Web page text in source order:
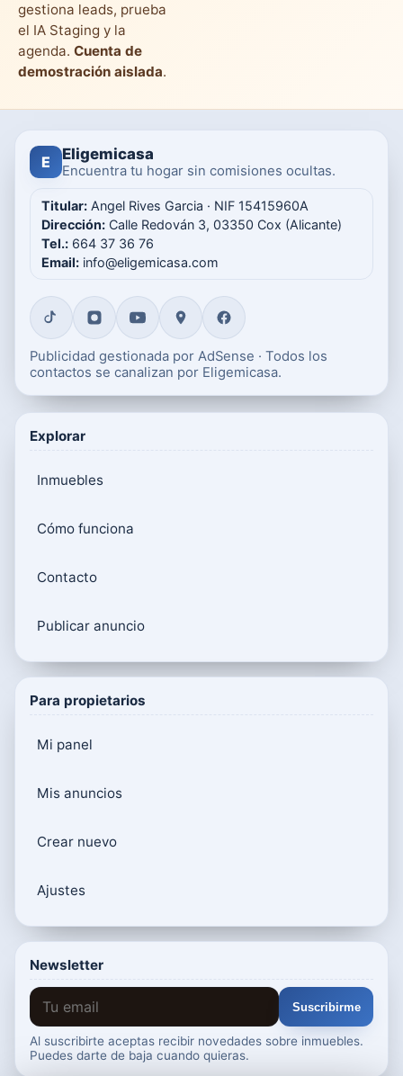
gestiona leads, prueba
el IA Staging y la
agenda. Cuenta de
demostración aislada.
E Eligemicasa
Encuentra tu hogar sin comisiones ocultas.
Titular: Angel Rives Garcia · NIF 15415960A
Dirección: Calle Redován 3, 03350 Cox (Alicante)
Tel.: 664 37 36 76
Email: info@eligemicasa.com
Publicidad gestionada por AdSense · Todos los
contactos se canalizan por Eligemicasa.
Explorar
Inmuebles
Cómo funciona
Contacto
Publicar anuncio
Para propietarios
Mi panel
Mis anuncios
Crear nuevo
Ajustes
Newsletter
Suscribirme
Al suscribirte aceptas recibir novedades sobre inmuebles.
Puedes darte de baja cuando quieras.